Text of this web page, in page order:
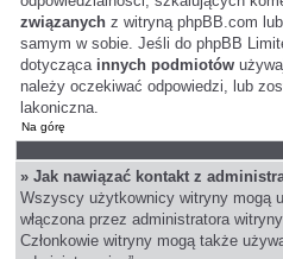
związanych z witryną phpBB.com
samym w sobie. Jeśli do phpBB
dotycząca innych podmiotów
należy oczekiwać odpowiedzi, lub
lakoniczna.
Na górę
» Jak nawiązać kontakt z
Wszyscy użytkownicy witryny mogą
włączona przez administratora
Członkowie witryny mogą także